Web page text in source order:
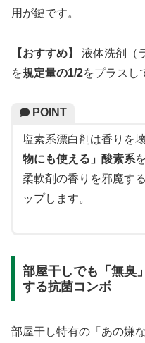
用が鍵です。
【おすすめ】 液体洗剤（
を規定量の1/2をプラスし
POINT
塩素系漂白剤は香りを
物にも使える」酸素系
柔軟剤の香りを邪魔す
ップします。
部屋干しでも「無臭
する抗菌コンボ
部屋干し特有の「あの嫌